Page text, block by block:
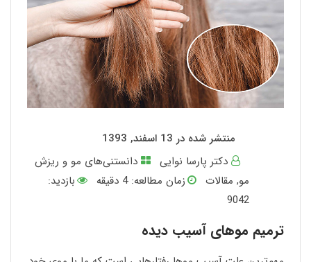
منتشر شده در 13 اسفند, 1393
دکتر پارسا نوایی
دانستنی‌های مو و ریزش
مو, مقالات زمان مطالعه: 4 دقیقه
بازدید:
9042
ترمیم موهای آسیب دیده